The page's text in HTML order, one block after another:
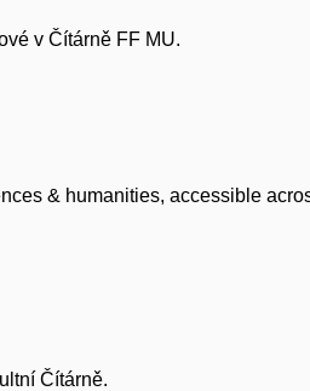
v Čítárně FF MU.
& humanities, accessible
Čítárně.